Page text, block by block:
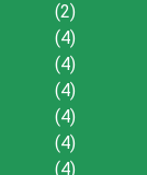
(2)
(4)
(4)
(4)
(4)
(4)
(4)